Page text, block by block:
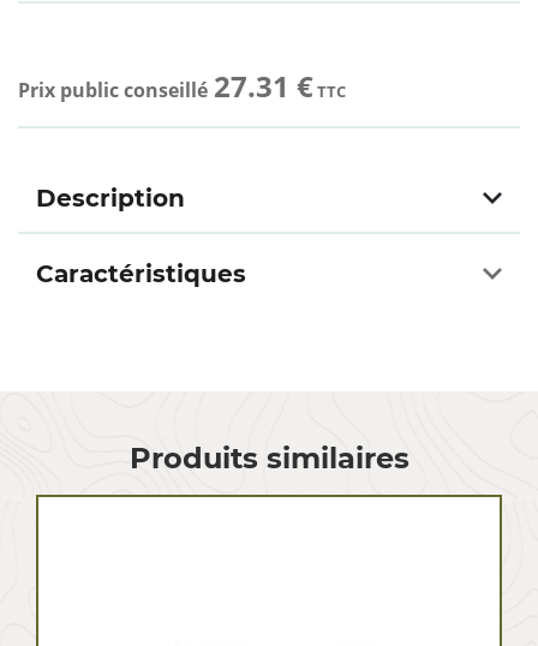
Prix public conseillé 27.31 €TTC
Description
Caractéristiques
Produits similaires